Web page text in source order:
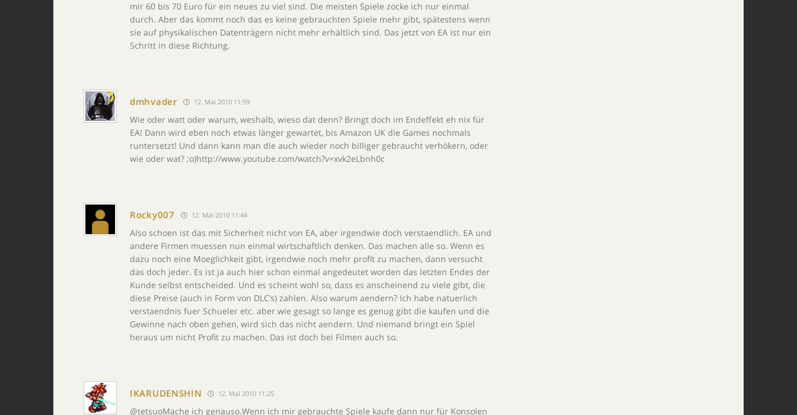
mir 60 bis 70 Euro für ein neues zu viel sind. Die meisten Spiele zocke ich nur einmal
durch. Aber das kommt noch das es keine gebrauchten Spiele mehr gibt, spätestens wenn
sie auf physikalischen Datenträgern nicht mehr erhältlich sind. Das jetzt von EA ist nur ein
Schritt in diese Richtung.
dmhvader 12. Mai 2010 11:59
Wie oder watt oder warum, weshalb, wieso dat denn? Bringt doch im Endeffekt eh nix für
EA! Dann wird eben noch etwas länger gewartet, bis Amazon UK die Games nochmals
runtersetzt! Und dann kann man die auch wieder noch billiger gebraucht verhökern, oder
wie oder wat? ;o)http://www.youtube.com/watch?v=xvk2eLbnh0c
Rocky007 12. Mai 2010 11:44
Also schoen ist das mit Sicherheit nicht von EA, aber irgendwie doch verstaendlich. EA und
andere Firmen muessen nun einmal wirtschaftlich denken. Das machen alle so. Wenn es
dazu noch eine Moeglichkeit gibt, irgendwie noch mehr profit zu machen, dann versucht
das doch jeder. Es ist ja auch hier schon einmal angedeutet worden das letzten Endes der
Kunde selbst entscheided. Und es scheint wohl so, dass es anscheinend zu viele gibt, die
diese Preise (auch in Form von DLC’s) zahlen. Also warum aendern? Ich habe natuerlich
verstaendnis fuer Schueler etc. aber wie gesagt so lange es genug gibt die kaufen und die
Gewinne nach oben gehen, wird sich das nicht aendern. Und niemand bringt ein Spiel
heraus um nicht Profit zu machen. Das ist doch bei Filmen auch so.
IKARUDENSHIN 12. Mai 2010 11:25
@tetsuoMache ich genauso.Wenn ich mir gebrauchte Spiele kaufe dann nur für Konsolen